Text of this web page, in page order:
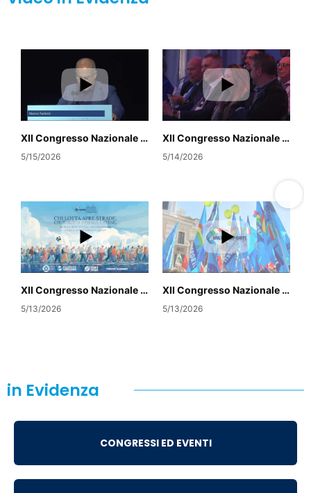
XII Congresso Nazionale Uiltrasporti
5/15/2026
XII Congresso Nazionale Uiltrasporti
5/14/2026
XII Congresso Nazionale Uiltrasporti
5/13/2026
XII Congresso Nazionale Uiltrasporti
5/13/2026
in Evidenza
CONGRESSI ED EVENTI